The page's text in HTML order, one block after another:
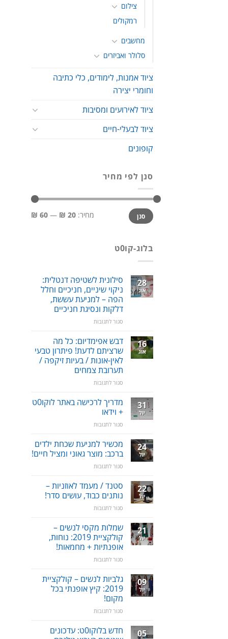
צילום
רמקולים
מחשבים
סלולר ואביזרים
ציוד אמנות, לימודים, כלי כתיבה
וחומרי יצירה
ציוד לאירועים ומסיבות
ציוד לבעלי-חיים
קופונים
סנן לפי מחיר
מחיר
מינימלי
מחיר
מקסימלי
סנן מחיר: 20 ₪
—
60 ₪
בלוג-קו0ט
28
אוג
סילונית לשטיפה דנטלית:
ניקוי שיניים, חניכיים וחלל
הפה – למניעת עששת,
דלקות ונסיגת חניכיים
סגור לתגובותעל
לשטיפה
דנטלית:
ניקוי
שיניים,
חניכיים
וחלל
–
למניעת
דלקות
חניכיים
16
אוג
דבש אפימדיום: כל מה
שרציתם לדעת! פיתרון טבעי
לאין-אונות / בעיות זיקפה /
תערובת צמחים
סגור לתגובותעל
אפימדיום:
כל
שרציתם
פיתרון
טבעי
/
זיקפה
/
צמחים
31
יול
מדריך לרכישה באתר לוקו0ט
+ וידאו
סגור לתגובותעל
לרכישה
באתר
לוקו0ט
+
24
יול
מכשיר למניעת שכחת ילדים
ברכב: מוצר גאוני ומציל חיים!
סגור לתגובותעל
למניעת
שכחת
ילדים
ברכב:
גאוני
ומציל
חיים!
22
יול
סטנד / מעמד לאוזניות –
נותנים כבוד, עושים סדר!
סגור לתגובותעל
/
מעמד
לאוזניות
–
נותנים
עושים
סדר!
21
יול
שמלות מקסי לנשים –
קולקציית 2019: נוחות,
אופנתיות + מחמאות!
סגור לתגובותעל
מקסי
לנשים
–
אופנתיות
+
09
יול
גלביות לנשים – קולקציית
2019: קיץ אופנתי בכל
מקום!
סגור לתגובותעל
לנשים
–
05
חדש בלוקו0ט: עדכונים